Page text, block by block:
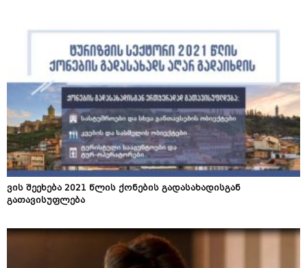
ვის შეეხება 2021 წლის ქონების გადასახადისგან
გათავისუფლება